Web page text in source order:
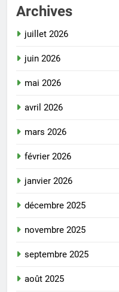
Archives
juillet 2026
juin 2026
mai 2026
avril 2026
mars 2026
février 2026
janvier 2026
décembre 2025
novembre 2025
septembre 2025
août 2025